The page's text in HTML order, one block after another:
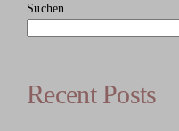
Suchen
Recent Posts